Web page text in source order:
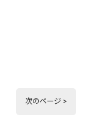
次のページ >